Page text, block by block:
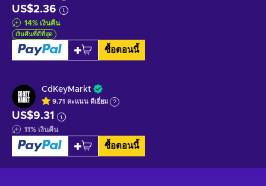
US$2.36
14% เงินคืน
เงินคืนที่ดีที่สุด
ซื้อตอนนี้
CdKeyMarkt
9.71 คะแนน ดีเยี่ยม
US$9.31
11% เงินคืน
ซื้อตอนนี้